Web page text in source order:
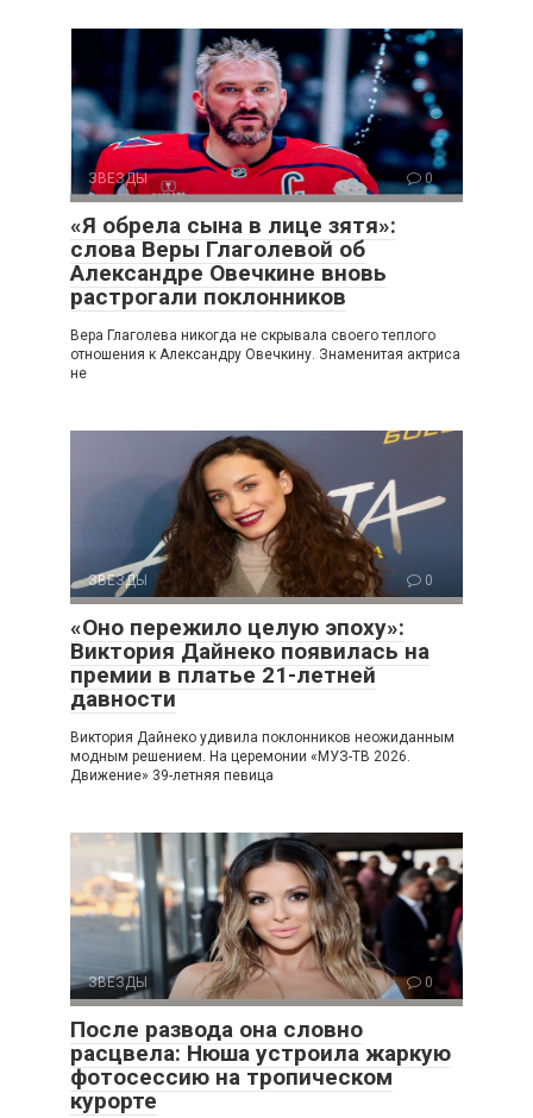
ЗВЕЗДЫ 0
«Я обрела сына в лице зятя»:
слова Веры Глаголевой об
Александре Овечкине вновь
растрогали поклонников
Вера Глаголева никогда не скрывала своего теплого
отношения к Александру Овечкину. Знаменитая актриса
не
ЗВЕЗДЫ 0
«Оно пережило целую эпоху»:
Виктория Дайнеко появилась на
премии в платье 21-летней
давности
Виктория Дайнеко удивила поклонников неожиданным
модным решением. На церемонии «МУЗ-ТВ 2026.
Движение» 39-летняя певица
ЗВЕЗДЫ 0
После развода она словно
расцвела: Нюша устроила жаркую
фотосессию на тропическом
курорте